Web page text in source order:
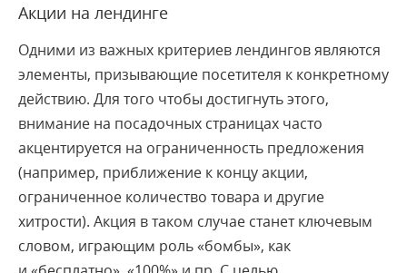
Акции на лендинге
Одними из важных критериев лендингов являются
элементы, призывающие посетителя к конкретному
действию. Для того чтобы достигнуть этого,
внимание на посадочных страницах часто
акцентируется на ограниченность предложения
(например, приближение к концу акции,
ограниченное количество товара и другие
хитрости). Акция в таком случае станет ключевым
словом, играющим роль «бомбы», как